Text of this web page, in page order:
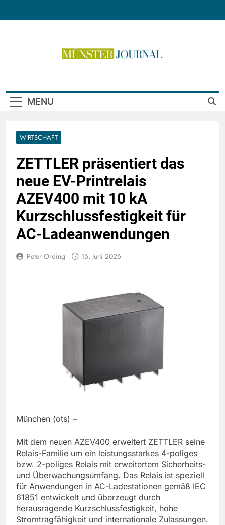
MENU
WIRTSCHAFT
ZETTLER präsentiert das
neue EV-Printrelais
AZEV400 mit 10 kA
Kurzschlussfestigkeit für
AC-Ladeanwendungen
Peter Ording 16. Juni 2026
München (ots) –
Mit dem neuen AZEV400 erweitert ZETTLER seine
Relais-Familie um ein leistungsstarkes 4-poliges
bzw. 2-poliges Relais mit erweitertem Sicherheits-
und Überwachungsumfang. Das Relais ist speziell
für Anwendungen in AC-Ladestationen gemäß IEC
61851 entwickelt und überzeugt durch
herausragende Kurzschlussfestigkeit, hohe
Stromtragfähigkeit und internationale Zulassungen.